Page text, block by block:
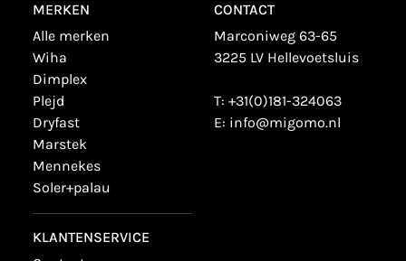
MERKEN
alle merken
wiha
dimplex
plejd
dryfast
marstek
mennekes
soler+palau
KLANTENSERVICE
CONTACT
Marconiweg 63-65
3225 LV Hellevoetsluis
T: +31(0)181-324063
E: info@migomo.nl